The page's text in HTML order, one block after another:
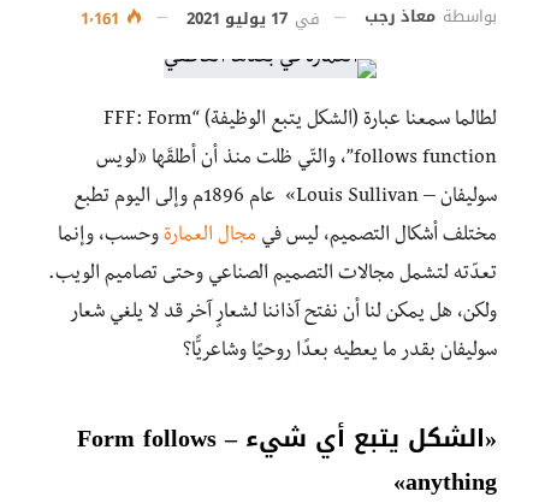
بواسطة معاذ رجب في 17 يوليو 2021
لطالما سمعنا عبارة (الشكل يتبع الوظيفة) “FFF: Form
follows function”، والتّي ظلت منذ أن أطلقَها «لويس
سوليفان – Louis Sullivan»
عام 1896م وإلى اليوم تطبع
مختلف أشكال التصميم، ليس في مجال العمارة وحسب، وإنما
تعدّته لتشمل مجالات التصميم الصناعي وحتى تصاميم الويب.
ولكن، هل يمكن لنا أن نفتح آذاننا لشعارٍ آخر قد لا يلغي شعار
سوليفان بقدر ما يعطيه بعدًا روحيًا وشاعريًّا؟
«الشكل يتبع أي شيء – Form follows
anything»